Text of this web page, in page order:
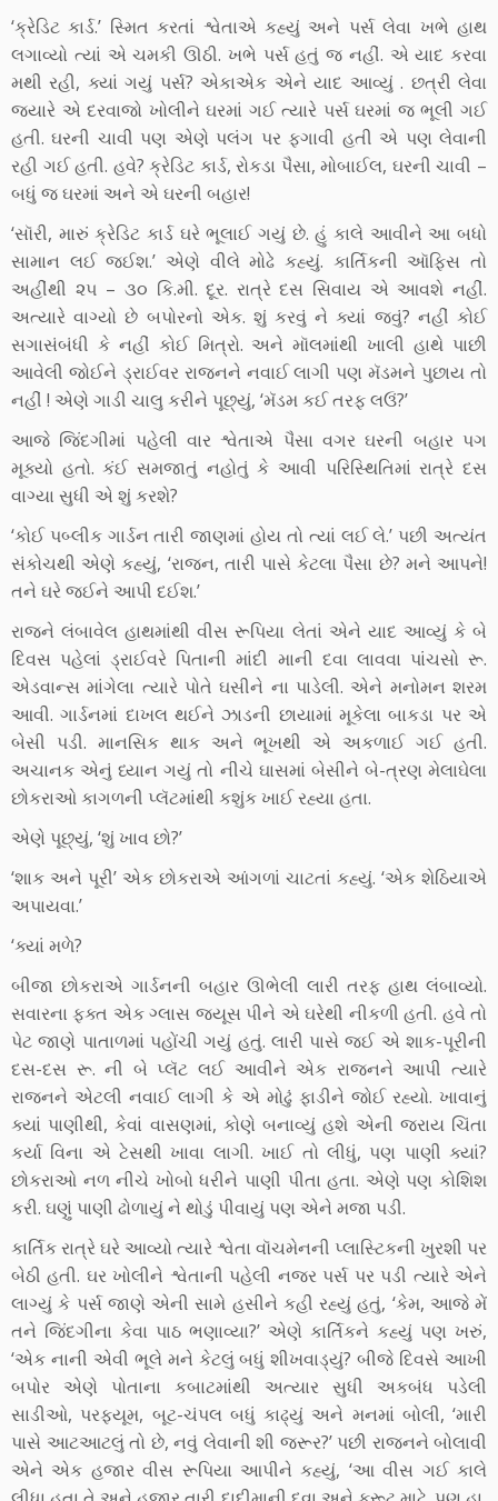
‘ક્રેડિટ કાર્ડ.’ સ્મિત કરતાં શ્વેતાએ કહ્યું અને પર્સ લેવા ખભે હાથ
લગાવ્યો ત્યાં એ ચમકી ઊઠી. ખભે પર્સ હતું જ નહીં. એ યાદ કરવા
મથી રહી, ક્યાં ગયું પર્સ? એકાએક એને યાદ આવ્યું . છત્રી લેવા
જ્યારે એ દરવાજો ખોલીને ઘરમાં ગઈ ત્યારે પર્સ ઘરમાં જ ભૂલી ગઈ
હતી. ઘરની ચાવી પણ એણે પલંગ પર ફગાવી હતી એ પણ લેવાની
રહી ગઈ હતી. હવે? ક્રેડિટ કાર્ડ, રોકડા પૈસા, મોબાઈલ, ઘરની ચાવી –
બધું જ ઘરમાં અને એ ઘરની બહાર!
‘સૉરી, મારું ક્રેડિટ કાર્ડ ઘરે ભૂલાઈ ગયું છે. હું કાલે આવીને આ બધો
સામાન લઈ જઈશ.’ એણે વીલે મોઢે કહ્યું. કાર્તિકની ઑફિસ તો
અહીંથી ૨૫ – ૩૦ કિ.મી. દૂર. રાત્રે દસ સિવાય એ આવશે નહીં.
અત્યારે વાગ્યો છે બપોરનો એક. શું કરવું ને ક્યાં જવું? નહીં કોઈ
સગાસંબંધી કે નહીં કોઈ મિત્રો. અને મૉલમાંથી ખાલી હાથે પાછી
આવેલી જોઈને ડ્રાઈવર રાજનને નવાઈ લાગી પણ મૅડમને પુછાય તો
નહીં ! એણે ગાડી ચાલુ કરીને પૂછ્યું, ‘મૅડમ કઈ તરફ લઉં?’
આજે જિંદગીમાં પહેલી વાર શ્વેતાએ પૈસા વગર ઘરની બહાર પગ
મૂક્યો હતો. કંઈ સમજાતું નહોતું કે આવી પરિસ્થિતિમાં રાત્રે દસ
વાગ્યા સુધી એ શું કરશે?
‘કોઈ પબ્લીક ગાર્ડન તારી જાણમાં હોય તો ત્યાં લઈ લે.’ પછી અત્યંત
સંકોચથી એણે કહ્યું, ‘રાજન, તારી પાસે કેટલા પૈસા છે? મને આપને!
તને ઘરે જઈને આપી દઈશ.’
રાજને લંબાવેલ હાથમાંથી વીસ રૂપિયા લેતાં એને યાદ આવ્યું કે બે
દિવસ પહેલાં ડ્રાઈવરે પિતાની માંદી માની દવા લાવવા પાંચસો રૂ.
એડવાન્સ માંગેલા ત્યારે પોતે ઘસીને ના પાડેલી. એને મનોમન શરમ
આવી. ગાર્ડનમાં દાખલ થઈને ઝાડની છાયામાં મૂકેલા બાકડા પર એ
બેસી પડી. માનસિક થાક અને ભૂખથી એ અકળાઈ ગઈ હતી.
અચાનક એનું ધ્યાન ગયું તો નીચે ઘાસમાં બેસીને બે-ત્રણ મેલાઘેલા
છોકરાઓ કાગળની પ્લૅટમાંથી કશુંક ખાઈ રહ્યા હતા.
એણે પૂછ્યું, ‘શું ખાવ છો?’
‘શાક અને પૂરી’ એક છોકરાએ આંગળાં ચાટતાં કહ્યું. ‘એક શેઠિયાએ
અપાયવા.’
‘ક્યાં મળે?
બીજા છોકરાએ ગાર્ડનની બહાર ઊભેલી લારી તરફ હાથ લંબાવ્યો.
સવારના ફક્ત એક ગ્લાસ જ્યૂસ પીને એ ઘરેથી નીકળી હતી. હવે તો
પેટ જાણે પાતાળમાં પહોંચી ગયું હતું. લારી પાસે જઈ એ શાક-પૂરીની
દસ-દસ રૂ. ની બે પ્લૅટ લઈ આવીને એક રાજનને આપી ત્યારે
રાજનને એટલી નવાઈ લાગી કે એ મોઢું ફાડીને જોઈ રહ્યો. ખાવાનું
ક્યાં પાણીથી, કેવાં વાસણમાં, કોણે બનાવ્યું હશે એની જરાય ચિંતા
કર્યા વિના એ ટેસથી ખાવા લાગી. ખાઈ તો લીધું, પણ પાણી ક્યાં?
છોકરાઓ નળ નીચે ખોબો ધરીને પાણી પીતા હતા. એણે પણ કોશિશ
કરી. ઘણું પાણી ઢોળાયું ને થોડું પીવાયું પણ એને મજા પડી.
કાર્તિક રાત્રે ઘરે આવ્યો ત્યારે શ્વેતા વૉચમેનની પ્લાસ્ટિકની ખુરશી પર
બેઠી હતી. ઘર ખોલીને શ્વેતાની પહેલી નજર પર્સ પર પડી ત્યારે એને
લાગ્યું કે પર્સ જાણે એની સામે હસીને કહી રહ્યું હતું, ‘કેમ, આજે મેં
તને જિંદગીના કેવા પાઠ ભણાવ્યા?’ એણે કાર્તિકને કહ્યું પણ ખરું,
‘એક નાની એવી ભૂલે મને કેટલું બધું શીખવાડ્યું? બીજે દિવસે આખી
બપોર એણે પોતાના કબાટમાંથી અત્યાર સુધી અકબંધ પડેલી
સાડીઓ, પરફ્યૂમ, બૂટ-ચંપલ બધું કાઢ્યું અને મનમાં બોલી, ‘મારી
પાસે આટઆટલું તો છે, નવું લેવાની શી જરૂર?’ પછી રાજનને બોલાવી
એને એક હજાર વીસ રૂપિયા આપીને કહ્યું, ‘આ વીસ ગઈ કાલે